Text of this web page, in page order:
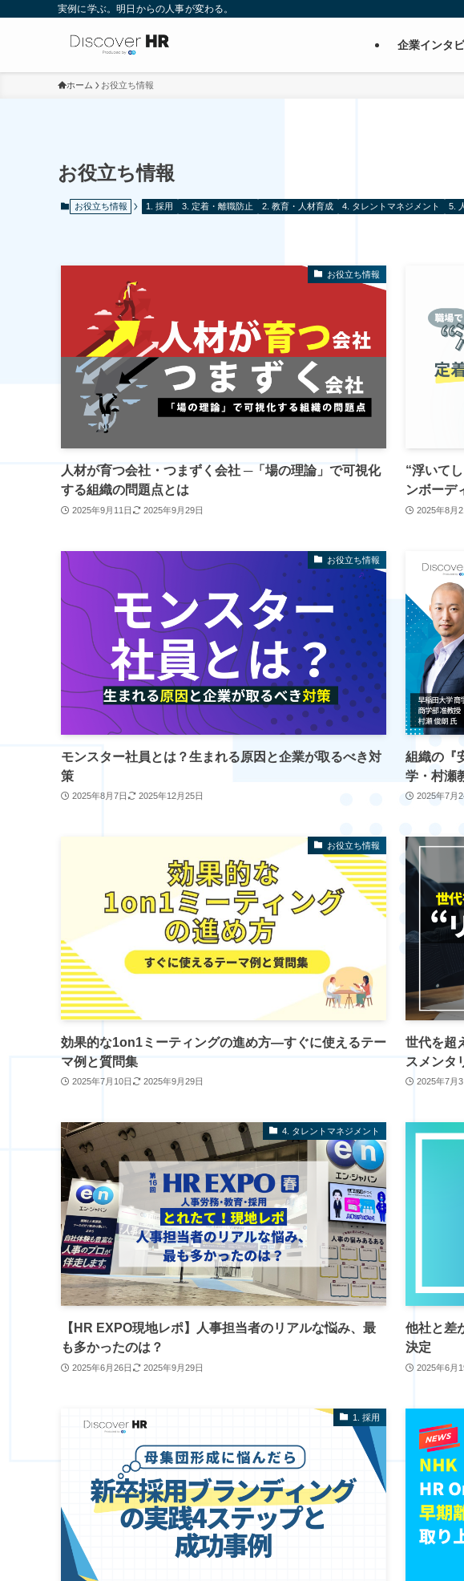
実例に学ぶ。明日からの人事が変わる。
企業インタ
ホーム お役立ち情報
お役立ち情報
お役立ち情報 1. 採用 3. 定着・離職防止 2. 教育・人材育成 4. タレントマネジメント 5.
お役立ち情報
人材が育つ会社・つまずく会社 ─「場の理論」で可視化
する組織の問題点とは
2025年9月11日 2025年9月29日
“浮いて
ンボーデ
2025年8月
お役立ち情報
モンスター社員とは？生まれる原因と企業が取るべき対
策
2025年8月7日 2025年12月25日
組織の『
学・村瀬
2025年7月
お役立ち情報
効果的な1on1ミーティングの進め方―すぐに使えるテー
マ例と質問集
2025年7月10日 2025年9月29日
世代を超
スメンタ
2025年7月3
4. タレントマネジメント
【HR EXPO現地レポ】人事担当者のリアルな悩み、最
も多かったのは？
2025年6月26日 2025年9月29日
他社と差
決定
2025年6月
1. 採用